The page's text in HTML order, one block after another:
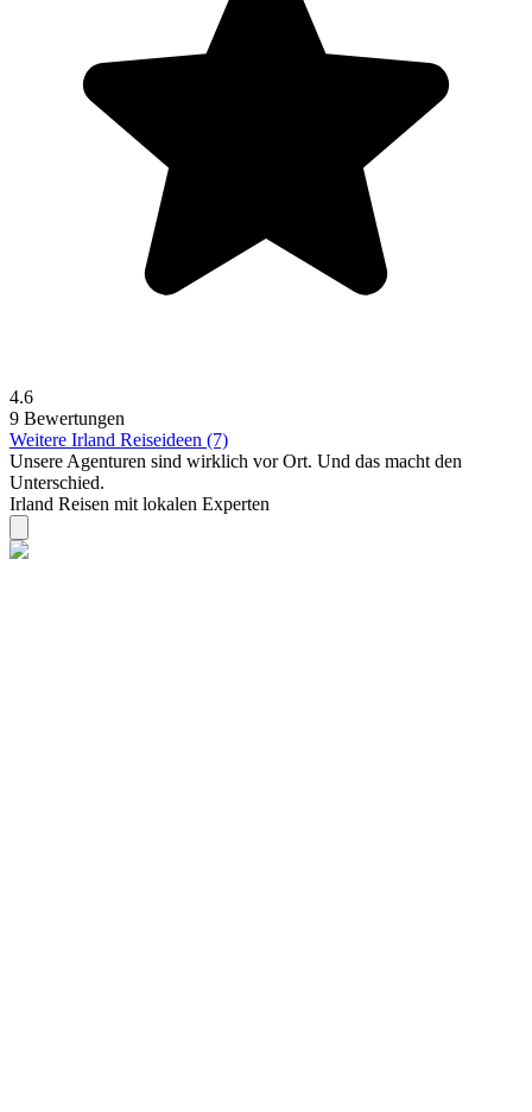
4.6
9 Bewertungen
Weitere Irland Reiseideen (7)
Unsere Agenturen sind wirklich vor Ort. Und das macht den
Unterschied.
Irland Reisen mit lokalen Experten